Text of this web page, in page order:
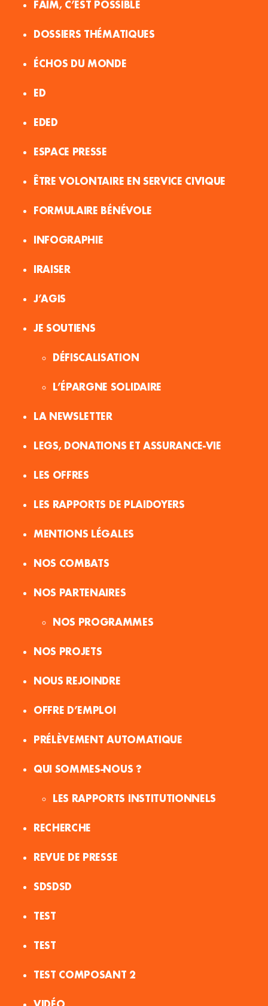
FAIM, C’EST POSSIBLE
DOSSIERS THÉMATIQUES
ÉCHOS DU MONDE
ED
EDED
ESPACE PRESSE
ÊTRE VOLONTAIRE EN SERVICE CIVIQUE
FORMULAIRE BÉNÉVOLE
INFOGRAPHIE
IRAISER
J’AGIS
JE SOUTIENS
DÉFISCALISATION
L’ÉPARGNE SOLIDAIRE
LA NEWSLETTER
LEGS, DONATIONS ET ASSURANCE-VIE
LES OFFRES
LES RAPPORTS DE PLAIDOYERS
MENTIONS LÉGALES
NOS COMBATS
NOS PARTENAIRES
NOS PROGRAMMES
NOS PROJETS
NOUS REJOINDRE
OFFRE D’EMPLOI
PRÉLÈVEMENT AUTOMATIQUE
QUI SOMMES-NOUS ?
LES RAPPORTS INSTITUTIONNELS
RECHERCHE
REVUE DE PRESSE
SDSDSD
TEST
TEST
TEST COMPOSANT 2